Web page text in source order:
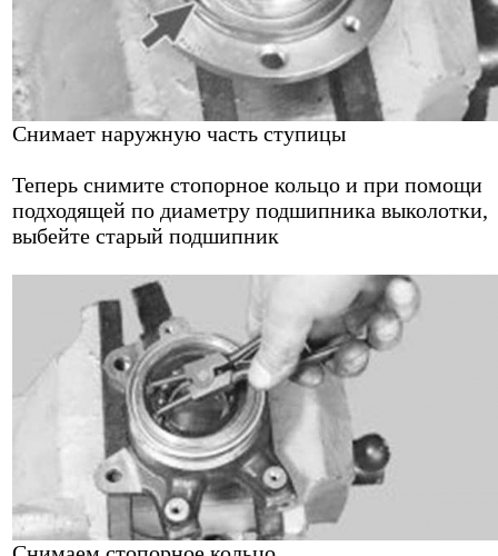
Снимает наружную часть ступицы
Теперь снимите стопорное кольцо и при помощи
подходящей по диаметру подшипника выколотки,
выбейте старый подшипник